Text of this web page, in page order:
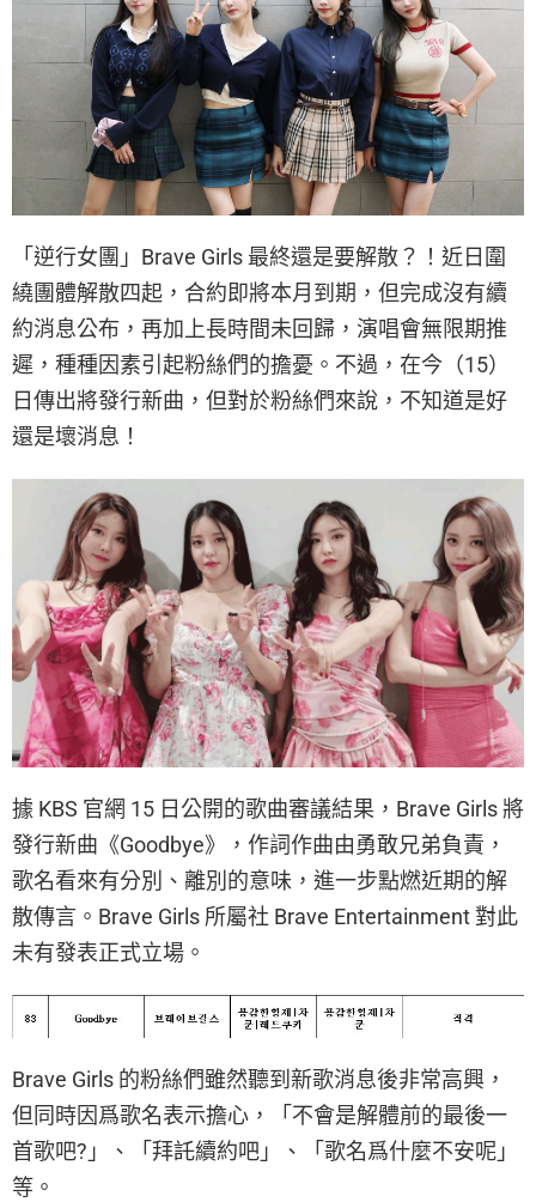
「逆行女團」Brave Girls 最終還是要解散？！近日圍
繞團體解散四起，合約即將本月到期，但完成沒有續
約消息公布，再加上長時間未回歸，演唱會無限期推
遲，種種因素引起粉絲們的擔憂。不過，在今（15）
日傳出將發行新曲，但對於粉絲們來說，不知道是好
還是壞消息！
據 KBS 官網 15 日公開的歌曲審議結果，Brave Girls 將
發行新曲《Goodbye》，作詞作曲由勇敢兄弟負責，
歌名看來有分別、離別的意味，進一步點燃近期的解
散傳言。Brave Girls 所屬社 Brave Entertainment 對此
未有發表正式立場。
Brave Girls 的粉絲們雖然聽到新歌消息後非常高興，
但同時因爲歌名表示擔心，「不會是解體前的最後一
首歌吧?」、「拜託續約吧」、「歌名爲什麼不安呢」
等。